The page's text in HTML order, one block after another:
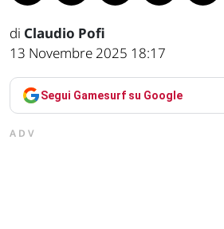
di Claudio Pofi
13 Novembre 2025 18:17
Segui Gamesurf su Google
ADV